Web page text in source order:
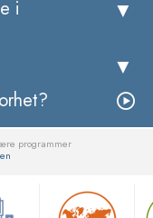
i
programmer